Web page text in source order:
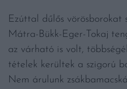
Ezúttal dűlős vörösborokat
Mátra-Bükk-Eger-Tokaj
az várható is volt,
tételek kerültek a szigorú
Nem árulunk